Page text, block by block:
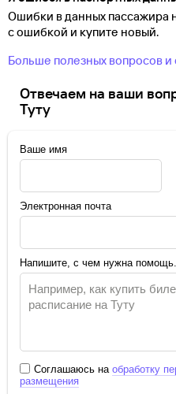
Ошибки в данных пассажира
с ошибкой и купите новый.
Больше полезных вопросов и
Отвечаем на ваши
Туту
Ваше имя
Электронная почта
Напишите, с чем нужна
Соглашаюсь на обработку
размещения